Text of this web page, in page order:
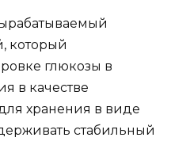
который
глюкозы в
в качестве
хранения в виде
стабильный